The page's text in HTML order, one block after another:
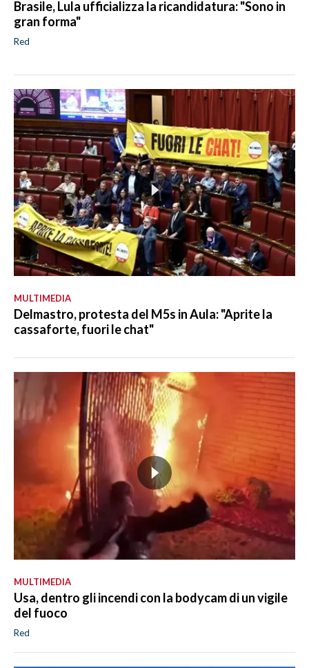
Brasile, Lula ufficializza la ricandidatura: "Sono in
gran forma"
Red
MULTIMEDIA
Delmastro, protesta del M5s in Aula: "Aprite la
cassaforte, fuori le chat"
MULTIMEDIA
Usa, dentro gli incendi con la bodycam di un vigile
del fuoco
Red